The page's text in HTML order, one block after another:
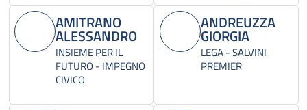
AMITRANO
ALESSANDRO
INSIEME PER IL
FUTURO - IMPEGNO
CIVICO
ANDREUZZA
GIORGIA
LEGA - SALVINI
PREMIER